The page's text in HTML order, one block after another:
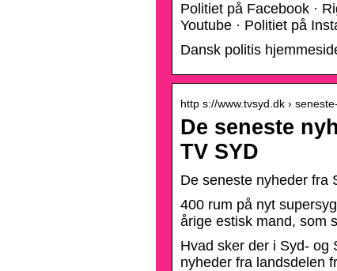
Politiet på Facebook ·
Youtube · Politiet på
Dansk politis
http s://www.tvsyd.dk ›
De seneste
TV SYD
De seneste nyheder fra
400 rum på nyt
årige estisk mand, som
Hvad sker der i Syd- og
nyheder fra landsdelen